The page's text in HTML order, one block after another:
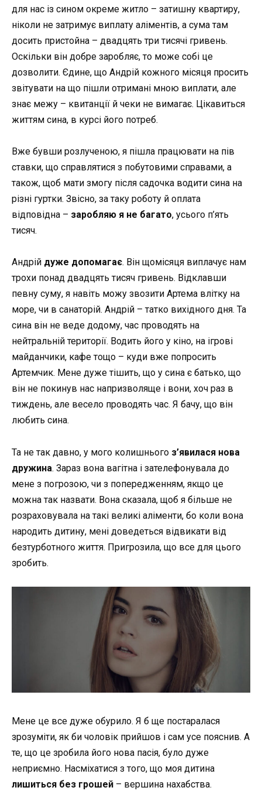
для нас із сином окреме житло – затишну квартиру,
ніколи не затримує виплату аліментів, а сума там
досить пристойна – двадцять три тисячі гривень.
Оскільки він добре заробляє, то може собі це
дозволити. Єдине, що Андрій кожного місяця просить
звітувати на що пішли отримані мною виплати, але
знає межу – квитанції й чеки не вимагає. Цікавиться
життям сина, в курсі його потреб.
Вже бувши розлученою, я пішла працювати на пів
ставки, що справлятися з побутовими справами, а
також, щоб мати змогу після садочка водити сина на
різні гуртки. Звісно, за таку роботу й оплата
відповідна – заробляю я не багато, усього п’ять
тисяч.
Андрій дуже допомагає. Він щомісяця виплачує нам
трохи понад двадцять тисяч гривень. Відклавши
певну суму, я навіть можу звозити Артема влітку на
море, чи в санаторій. Андрій – татко вихідного дня. Та
сина він не веде додому, час проводять на
нейтральній території. Водить його у кіно, на ігрові
майданчики, кафе тощо – куди вже попросить
Артемчик. Мене дуже тішить, що у сина є батько, що
він не покинув нас напризволяще і вони, хоч раз в
тиждень, але весело проводять час. Я бачу, що він
любить сина.
Та не так давно, у мого колишнього з’явилася нова
дружина. Зараз вона вагітна і зателефонувала до
мене з погрозою, чи з попередженням, якщо це
можна так назвати. Вона сказала, щоб я більше не
розраховувала на такі великі аліменти, бо коли вона
народить дитину, мені доведеться відвикати від
безтурботного життя. Пригрозила, що все для цього
зробить.
Мене це все дуже обурило. Я б ще постаралася
зрозуміти, як би чоловік прийшов і сам усе пояснив. А
те, що це зробила його нова пасія, було дуже
неприємно. Насміхатися з того, що моя дитина
лишиться без грошей – вершина нахабства.